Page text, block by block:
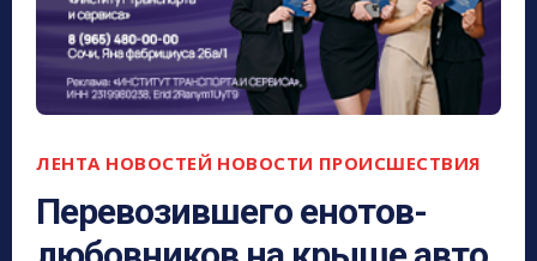
ЛЕНТА НОВОСТЕЙ НОВОСТИ ПРОИСШЕСТВИЯ
Перевозившего енотов-